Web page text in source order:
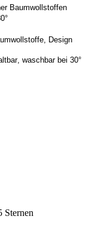
Baumwollstoffen
Design
, waschbar bei 30°
Sternen